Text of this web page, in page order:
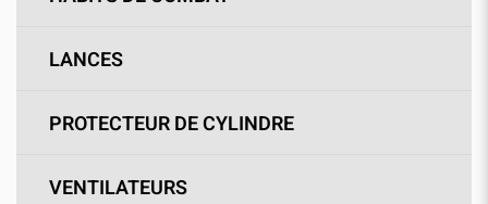
LANCES
PROTECTEUR DE CYLINDRE
VENTILATEURS